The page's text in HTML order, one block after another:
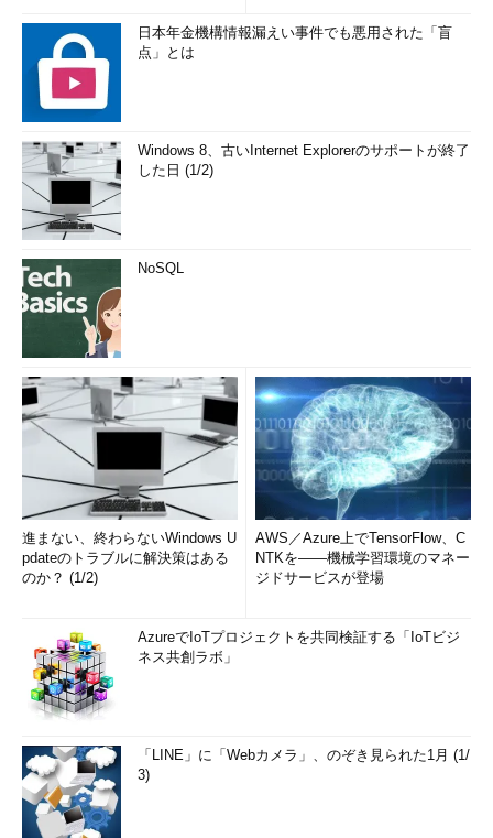
ネットワーク機器の性能監視を行う際に難しいのは、閾（しき
い）値の決定方法とそれへの対処方法を検討することです。CPU
やメモリなどの指標に関しては、ベンダから閾値がガイドされて
いることがあります。Ciscoであればベストプラクティスとして
以下の書籍に閾値の例が紹介されています。
参考書籍：Performance and Fault Management
Press Core Series）
一方、回線使用率、エラー率などのネットワークそのものに関
する項目については、環境依存の部分が大きいので、一概に閾値
を決められません。1つのアプローチとして、運用を通じて定常
値を把握し、チェックすべき閾値を決定するという考え方があり
セキュリティ監視：ネットワークセキュリティに関するアラ
ートをチェック
ネットワークを運用するうえで、セキュリティは切り離せない
テーマになっています。セキュリティ監視は、ネットワークの保
全を目指してセキュリティ違反をリアルタイムに監視します。
セキュリティを守るため、現在のITインフラストラクチャーに
（IPS）、アクセス制御システムなどなど、さまざまなセキュリ
ティ管理製品が導入されています。これらのセキュリティ管理製
品が日々生成するセキュリティアラートは企業にとって重要です
ので、適切なモニタリングが必要です。
日本年金機構情報漏えい事件でも悪用された「盲
点」とは
Windows 8、古いInternet Explorerのサポートが終了
した日 (1/2)
NoSQL
進まない、終わらないWindows U
pdateのトラブルに解決策はある
のか？ (1/2)
AWS／Azure上でTensorFlow、C
NTKを――機械学習環境のマネー
ジドサービスが登場
AzureでIoTプロジェクトを共同検証する「IoTビジ
ネス共創ラボ」
「LINE」に「Webカメラ」、のぞき見られた1月 (1/
3)